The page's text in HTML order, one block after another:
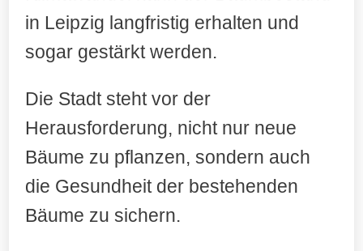
in Leipzig langfristig erhalten und
sogar gestärkt werden.
Die Stadt steht vor der
Herausforderung, nicht nur neue
Bäume zu pflanzen, sondern auch
die Gesundheit der bestehenden
Bäume zu sichern.